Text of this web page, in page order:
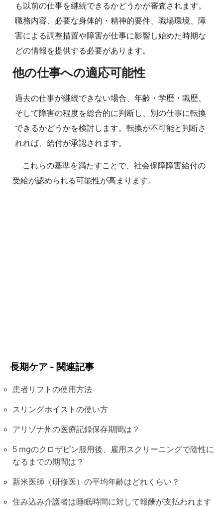
も以前の仕事を継続できるかどうかが審査されます。
職務内容、必要な身体的・精神的要件、職場環境、障
害による調整措置や障害が仕事に影響し始めた時期な
どの情報を提供する必要があります。
他の仕事への適応可能性
過去の仕事が継続できない場合、年齢・学歴・職歴、
そして障害の程度を総合的に判断し、別の仕事に転換
できるかどうかを検討します。転換が不可能と判断さ
れれば、給付が承認されます。
これらの基準を満たすことで、社会保障障害給付の
受給が認められる可能性が高まります。
長期ケア - 関連記事
患者リフトの使用方法
スリングホイストの使い方
アリゾナ州の医療記録保存期間は？
5 mgのクロザピン服用後、雇用スクリーニングで陰性に
なるまでの期間は？
新米医師（研修医）の平均年齢はどれくらい？
住み込み介護者は睡眠時間に対して報酬が支払われます